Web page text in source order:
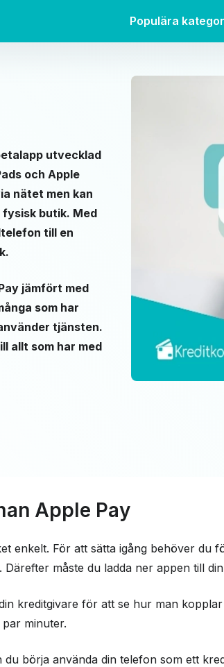
Populära
utvecklad
och Apple
nätet men kan
butik. Med
till en
jämfört med
som har
tjänsten.
allt som har med
Apple Pay
enkelt. För att sätta igång behöver du
Därefter måste du ladda ner appen till
kreditgivare för att se hur man
minuter.
börja använda din telefon som ett